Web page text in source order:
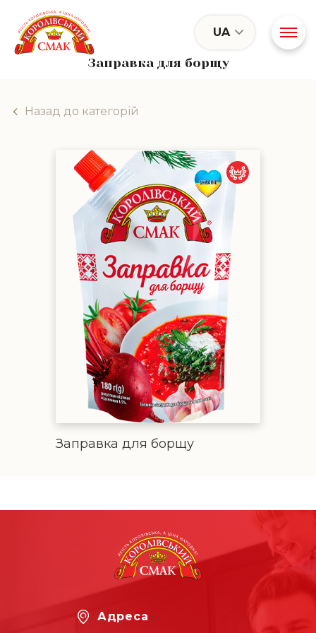
Заправка для борщу
UA
Назад до категорій
роскошный
Заправка для борщу
Заправка для борщу
Адреса